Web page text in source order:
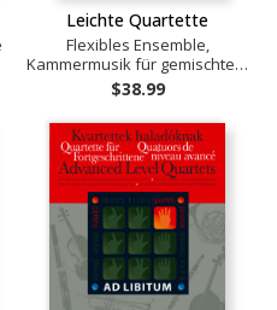
Leichte Quartette
Flexibles Ensemble,
Kammermusik für gemischte…
$38.99